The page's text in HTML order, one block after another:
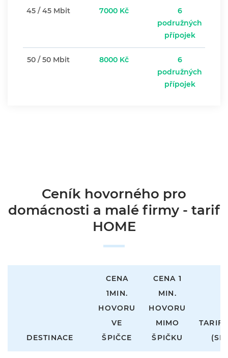
45 / 45 Mbit 7000 Kč
6
podružných
přípojek
50 / 50 Mbit 8000 Kč
6
podružných
přípojek
Ceník hovorného pro
domácnosti a malé firmy - tarif
HOME
DESTINACE
CENA
1MIN.
HOVORU
VE
ŠPIČCE
CENA 1
MIN.
HOVORU
MIMO
ŠPIČKU